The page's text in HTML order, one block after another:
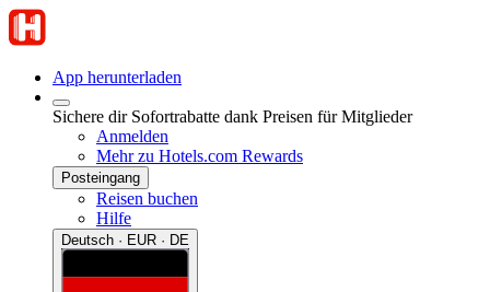
App herunterladen
Sichere dir Sofortrabatte dank Preisen für Mitglieder
Anmelden
Mehr zu Hotels.com Rewards
Posteingang
Reisen buchen
Hilfe
Deutsch · EUR · DE